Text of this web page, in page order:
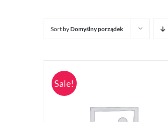
Sort byDomyślny porządek
Sale!